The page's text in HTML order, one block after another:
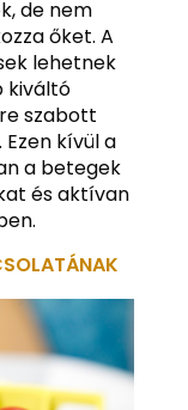
de nem
őket. A
lehetnek
kiváltó
szabott
kívül a
a betegek
és aktívan